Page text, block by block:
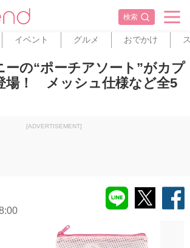
検索
イベント グルメ おでかけ
ーの“ポーチアソート”がカプ
場！ メッシュ仕様など全5
[ADVERTISEMENT]